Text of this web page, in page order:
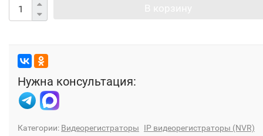
Нужна консультация:
Категории: Видеорегистраторы IP видеорегистраторы (NVR)